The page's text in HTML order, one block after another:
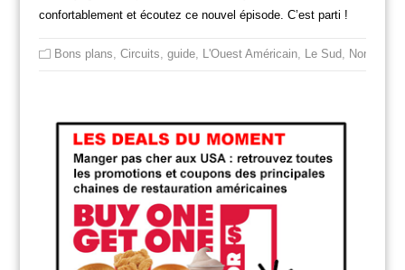
confortablement et écoutez ce nouvel épisode. C’est parti !
Bons plans Circuits guide, L'Ouest Américain, Le Sud Non